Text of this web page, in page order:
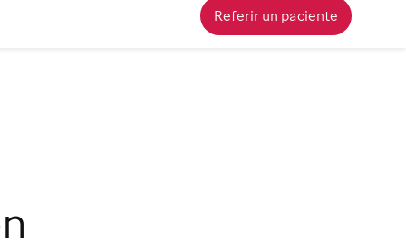
Referir un paciente